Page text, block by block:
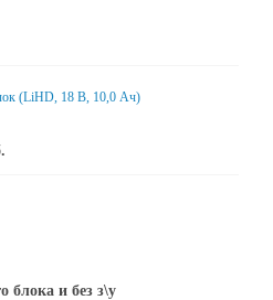
(LiHD, 18 В, 10,0 Ач)
блока и без з\у